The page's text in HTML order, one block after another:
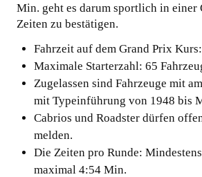
Min. geht es darum sportlich in einer
Zeiten zu bestätigen.
Fahrzeit auf dem Grand Prix
Maximale Starterzahl: 65
Zugelassen sind Fahrzeuge mit
mit Typeinführung von 1948 bis
Cabrios und Roadster dürfen
melden.
Die Zeiten pro Runde:
maximal 4:54 Min.